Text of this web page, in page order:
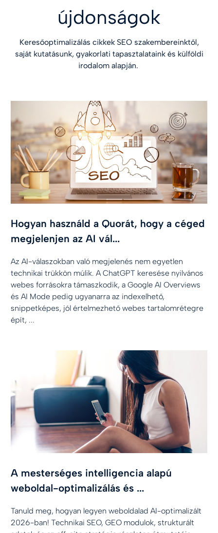
újdonságok
Keresőoptimalizálás cikkek SEO szakembereinktől,
saját kutatásunk, gyakorlati tapasztalataink és külföldi
irodalom alapján.
Hogyan használd a Quorát, hogy a céged
megjelenjen az AI vál...
Az AI-válaszokban való megjelenés nem egyetlen
technikai trükkön múlik. A ChatGPT keresése nyilvános
webes forrásokra támaszkodik, a Google AI Overviews
és AI Mode pedig ugyanarra az indexelhető,
snippetképes, jól értelmezhető webes tartalomrétegre
épít, ...
A mesterséges intelligencia alapú
weboldal-optimalizálás és ...
Tanuld meg, hogyan legyen weboldalad AI-optimalizált
2026-ban! Technikai SEO, GEO modulok, strukturált